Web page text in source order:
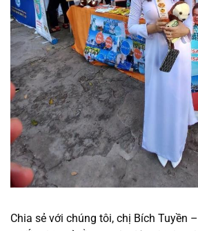
Chia sẻ với chúng tôi, chị Bích Tuyền